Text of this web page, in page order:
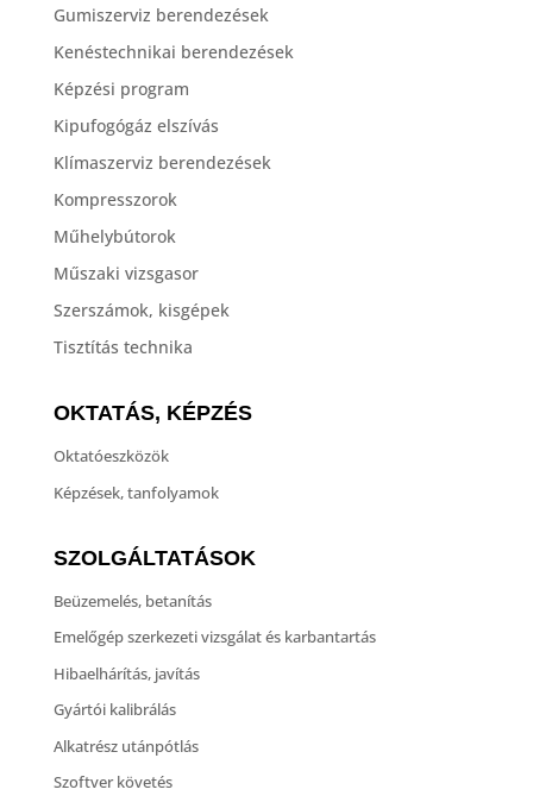
Gumiszerviz berendezések
Kenéstechnikai berendezések
Képzési program
Kipufogógáz elszívás
Klímaszerviz berendezések
Kompresszorok
Műhelybútorok
Műszaki vizsgasor
Szerszámok, kisgépek
Tisztítás technika
OKTATÁS, KÉPZÉS
Oktatóeszközök
Képzések, tanfolyamok
SZOLGÁLTATÁSOK
Beüzemelés, betanítás
Emelőgép szerkezeti vizsgálat és karbantartás
Hibaelhárítás, javítás
Gyártói kalibrálás
Alkatrész utánpótlás
Szoftver követés